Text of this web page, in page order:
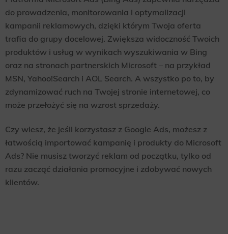
do prowadzenia, monitorowania i optymalizacji
kampanii reklamowych, dzięki którym Twoja oferta
trafia do grupy docelowej. Zwiększa widoczność Twoich
produktów i usług w wynikach wyszukiwania w Bing
oraz na stronach partnerskich Microsoft – na przykład
MSN, Yahoo!Search i AOL Search. A wszystko po to, by
zdynamizować ruch na Twojej stronie internetowej, co
może przełożyć się na wzrost sprzedaży.
Czy wiesz, że jeśli korzystasz z Google Ads, możesz z
łatwością importować kampanię i produkty do Microsoft
Ads? Nie musisz tworzyć reklam od początku, tylko od
razu zacząć działania promocyjne i zdobywać nowych
klientów.